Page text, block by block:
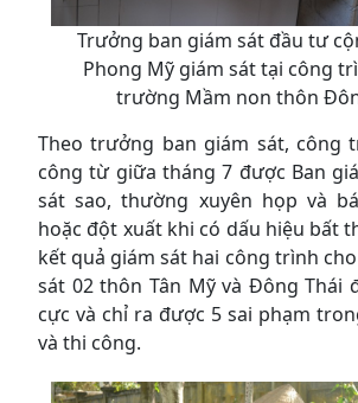
Trưởng ban giám sát đầu tư
Phong Mỹ giám sát tại công
trường Mầm non thôn
Theo trưởng ban giám sát, công
công từ giữa tháng 7 được Ban
sát sao, thường xuyên họp và
hoặc đột xuất khi có dấu hiệu bất
kết quả giám sát hai công trình
sát 02 thôn Tân Mỹ và Đông Thái
cực và chỉ ra được 5 sai phạm
và thi công.